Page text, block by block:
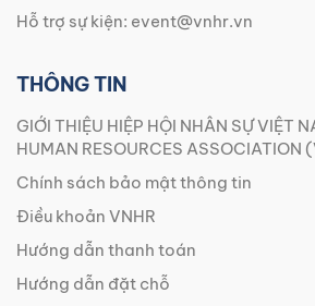
Hỗ trợ sự kiện: event@vnhr.vn
THÔNG TIN
GIỚI THIỆU HIỆP HỘI NHÂN SỰ VIỆT
HUMAN RESOURCES ASSOCIATION
Chính sách bảo mật thông tin
Điều khoản VNHR
Hướng dẫn thanh toán
Hướng dẫn đặt chỗ